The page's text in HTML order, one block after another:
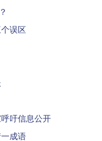
误区
吁信息公开
成语